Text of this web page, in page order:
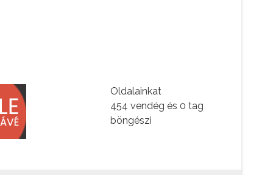
Oldalainkat
454 vendég és 0 tag
böngészi